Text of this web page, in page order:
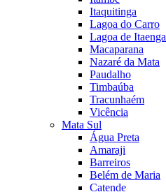
Itaquitinga
Lagoa do Carro
Lagoa de Itaenga
Macaparana
Nazaré da Mata
Paudalho
Timbaúba
Tracunhaém
Vicência
Mata Sul
Água Preta
Amaraji
Barreiros
Belém de Maria
Catende